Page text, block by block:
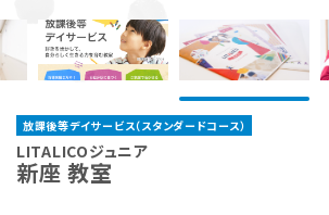
入会までの流れ
放課後等デイサービス（スタンダードコース）
LITALICOジュニア
新座 教室
たい!」をかなえるためのスキルを獲得
「できる」「できた」を増やしていくた
とりにあった得意な学び方や好きな
く、興味度高く学べるように工夫してい
ような環境がお子さまにあっているの
得意をいかせるのか」を分析すること
とで、よりお子さまに合ったサポート
ができます。また、行動の原理を利用す
行動を獲得したり、できていることを
る、他の場面に広げていく、などにも
できます。
身辺の自立や発信/表現、セルフコン
目でチェックしています。
鳥取大学 大
医学系研究
ャルアドバイ
著書『家庭
る生活・
の子どもの
法を考えます。
放課後等デイサービスとは、児童福
スの一つです。早期に必要な指導を
保育所等訪問支援とは、児童福祉法
で、児童発達支援や放課後等デイサー
LITALICOジュニアでは、保護者さま
アレントトレーニング」というプログ
（小学1年～高校3年）に分かれてお
ちの方がご利用いただけます。